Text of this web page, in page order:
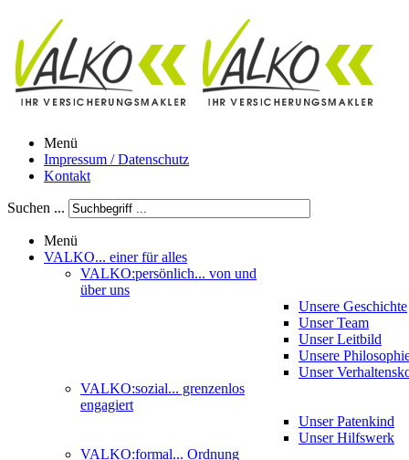
Menü
Impressum / Datenschutz
Kontakt
Suchen ...
Menü
VALKO... einer für alles
VALKO:persönlich... von und
über uns
Unsere Geschichte
Unser Team
Unser Leitbild
Unsere
Unser
VALKO:sozial... grenzenlos
engagiert
Unser Patenkind
Unser Hilfswerk
VALKO:formal... Ordnung